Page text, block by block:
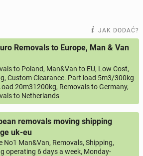
JAK DODAĆ?
Removals to Europe, Man & Van
to Poland, Man&Van to EU, Low Cost,
Custom Clearance. Part load 5m3/300kg
20m31200kg, Removals to Germany,
to Netherlands
removals moving shipping
uk-eu
No1 Man&Van, Removals, Shipping,
operating 6 days a week, Monday-